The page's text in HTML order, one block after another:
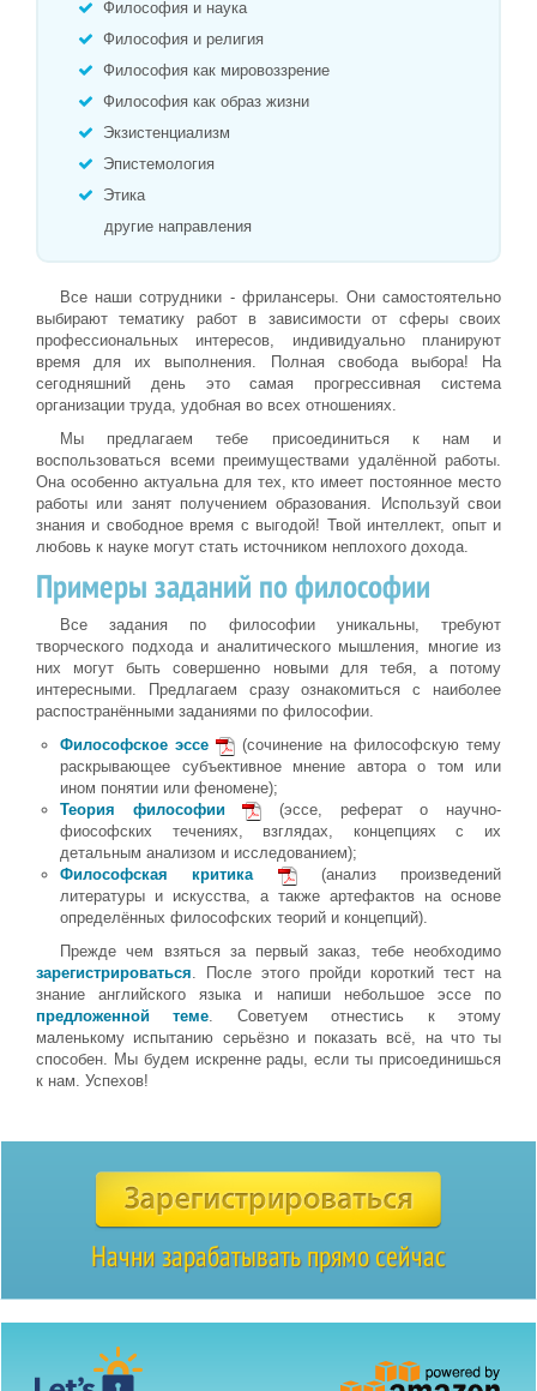
Философия и наука
Философия и религия
Философия как мировоззрение
Философия как образ жизни
Экзистенциализм
Эпистемология
Этика
другие направления
Все наши сотрудники - фрилансеры. Они самостоятельно
выбирают тематику работ в зависимости от сферы своих
профессиональных интересов, индивидуально планируют
время для их выполнения. Полная свобода выбора! На
сегодняшний день это самая прогрессивная система
организации труда, удобная во всех отношениях.
Мы предлагаем тебе присоединиться к нам и
воспользоваться всеми преимуществами удалённой работы.
Она особенно актуальна для тех, кто имеет постоянное место
работы или занят получением образования. Используй свои
знания и свободное время с выгодой! Твой интеллект, опыт и
любовь к науке могут стать источником неплохого дохода.
Примеры заданий по философии
Все задания по философии уникальны, требуют
творческого подхода и аналитического мышления, многие из
них могут быть совершенно новыми для тебя, а потому
интересными. Предлагаем сразу ознакомиться с наиболее
распостранёнными заданиями по философии.
Философское эссе
(сочинение на философскую тему
раскрывающее субъективное мнение автора о том или
ином понятии или феномене);
Теория философии
(эссе, реферат о научно-
фиософских течениях, взглядах, концепциях с их
детальным анализом и исследованием);
Философская критика
(анализ произведений
литературы и искусства, а также артефактов на основе
определённых философских теорий и концепций).
Прежде чем взяться за первый заказ, тебе необходимо
зарегистрироваться. После этого пройди короткий тест на
знание английского языка и напиши небольшое эссе по
предложенной теме. Советуем отнестись к этому
маленькому испытанию серьёзно и показать всё, на что ты
способен. Мы будем искренне рады, если ты присоединишься
к нам. Успехов!
Начни зарабатывать прямо сейчас